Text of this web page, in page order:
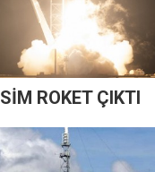
ROKET ÇIKTI